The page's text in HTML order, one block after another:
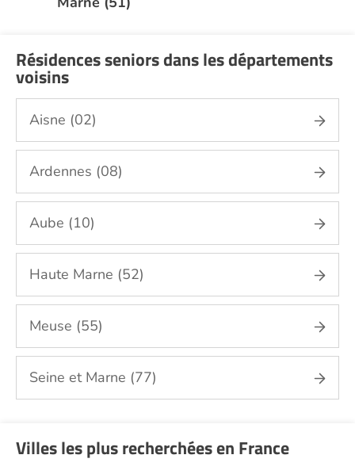
Résidences seniors dans les départements
voisins
Aisne (02)
Ardennes (08)
Aube (10)
Haute Marne (52)
Meuse (55)
Seine et Marne (77)
Villes les plus recherchées en France